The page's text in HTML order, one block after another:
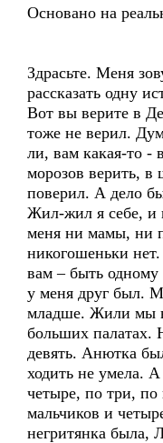
Основано на
Здрасьте. Меня
рассказать одну
Вот вы верите в
тоже не верил.
ли, вам какая-то -
морозов верить, в
поверил. А дело
Жил-жил я себе, и
меня ни мамы, ни
никогошеньки
вам – быть одному
у меня друг был.
младше. Жили мы в
больших палатах.
девять. Анютка
ходить не умела.
четыре, по три, по
мальчиков и
негритянка была,